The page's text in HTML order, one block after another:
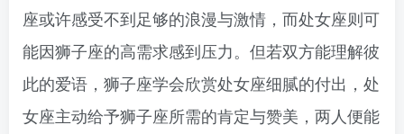
座或许感受不到足够的浪漫与激情，而处女座则可
能因狮子座的高需求感到压力。但若双方能理解彼
此的爱语，狮子座学会欣赏处女座细腻的付出，处
女座主动给予狮子座所需的肯定与赞美，两人便能